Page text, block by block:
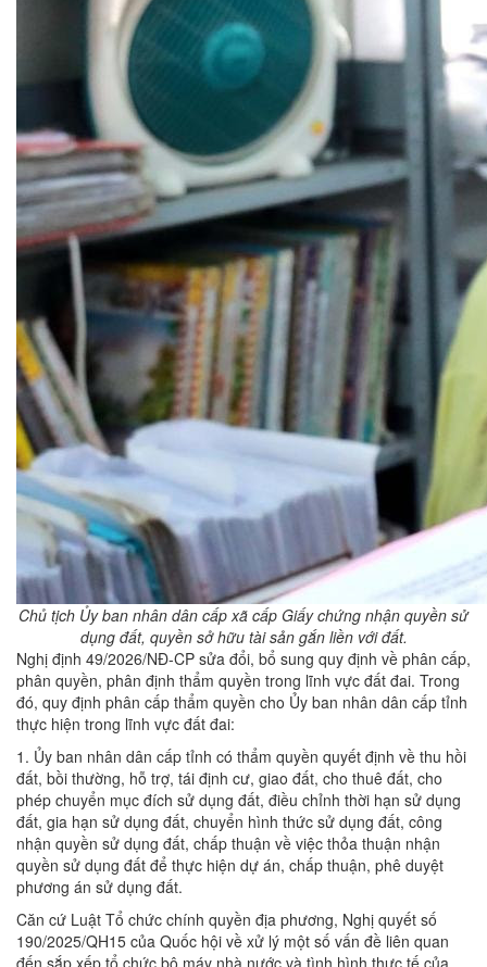
Chủ tịch Ủy ban nhân dân cấp xã cấp Giấy chứng nhận quyền sử
dụng đất, quyền sở hữu tài sản gắn liền với đất.
Nghị định 49/2026/NĐ-CP sửa đổi, bổ sung quy định về phân cấp,
phân quyền, phân định thẩm quyền trong lĩnh vực đất đai. Trong
đó, quy định phân cấp thẩm quyền cho Ủy ban nhân dân cấp tỉnh
thực hiện trong lĩnh vực đất đai:
1. Ủy ban nhân dân cấp tỉnh có thẩm quyền quyết định về thu hồi
đất, bồi thường, hỗ trợ, tái định cư, giao đất, cho thuê đất, cho
phép chuyển mục đích sử dụng đất, điều chỉnh thời hạn sử dụng
đất, gia hạn sử dụng đất, chuyển hình thức sử dụng đất, công
nhận quyền sử dụng đất, chấp thuận về việc thỏa thuận nhận
quyền sử dụng đất để thực hiện dự án, chấp thuận, phê duyệt
phương án sử dụng đất.
Căn cứ Luật Tổ chức chính quyền địa phương, Nghị quyết số
190/2025/QH15 của Quốc hội về xử lý một số vấn đề liên quan
đến sắp xếp tổ chức bộ máy nhà nước và tình hình thực tế của